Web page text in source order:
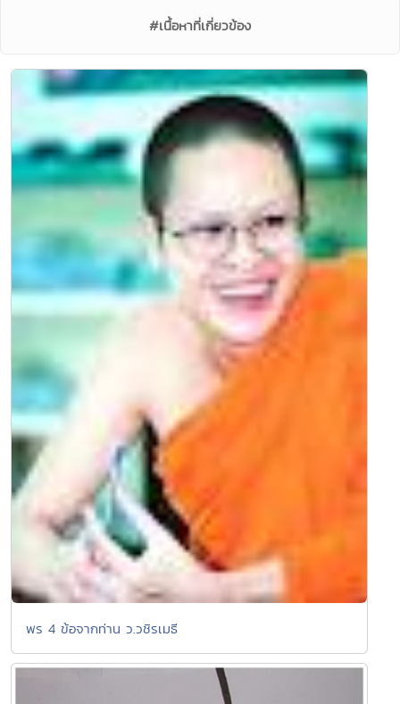
#เนื้อหาที่เกี่ยวข้อง
พร 4 ข้อจากท่าน ว.วชิรเมธี